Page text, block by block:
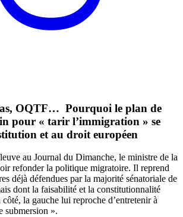
OQTF… Pourquoi le plan de
pour « tarir l’immigration » se
et au droit européen
au Journal du Dimanche, le ministre de la
refonder la politique migratoire. Il reprend
déjà défendues par la majorité sénatoriale de
dont la faisabilité et la constitutionnalité
la gauche lui reproche d’entretenir à
submersion ».